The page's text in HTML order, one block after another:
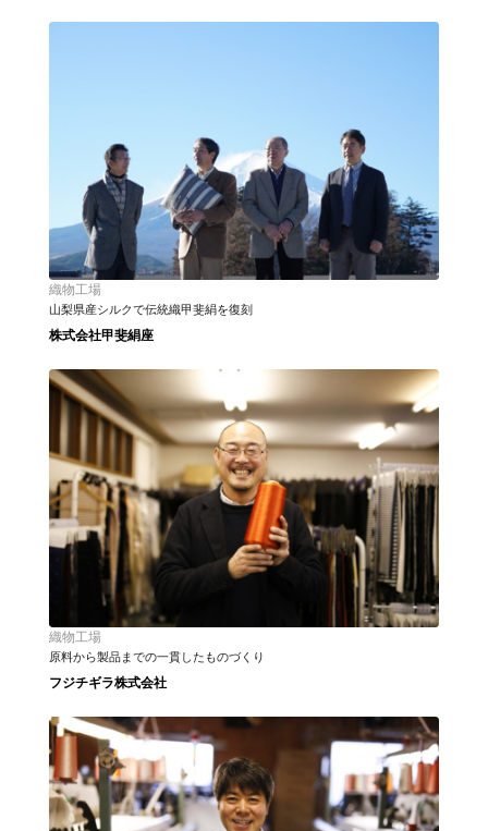
織物工場
山梨県産シルクで伝統織甲斐絹を復刻
株式会社甲斐絹座
織物工場
原料から製品までの一貫したものづくり
フジチギラ株式会社